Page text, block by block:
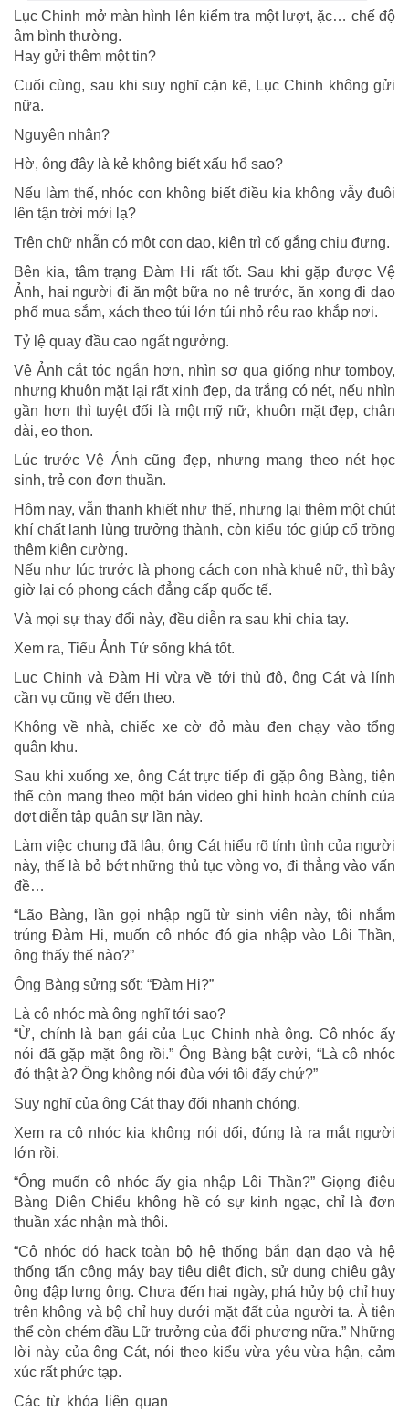
Lục Chinh mở màn hình lên kiểm tra một lượt, ặc… chế độ
âm bình thường.
Hay gửi thêm một tin?
Cuối cùng, sau khi suy nghĩ cặn kẽ, Lục Chinh không gửi
nữa.
Nguyên nhân?
Hờ, ông đây là kẻ không biết xấu hổ sao?
Nếu làm thế, nhóc con không biết điều kia không vẫy đuôi
lên tận trời mới lạ?
Trên chữ nhẫn có một con dao, kiên trì cố gắng chịu đựng.
Bên kia, tâm trạng Đàm Hi rất tốt. Sau khi gặp được Vệ
Ảnh, hai người đi ăn một bữa no nê trước, ăn xong đi dạo
phố mua sắm, xách theo túi lớn túi nhỏ rêu rao khắp nơi.
Tỷ lệ quay đầu cao ngất ngưởng.
Vệ Ảnh cắt tóc ngắn hơn, nhìn sơ qua giống như tomboy,
nhưng khuôn mặt lại rất xinh đẹp, da trắng có nét, nếu nhìn
gần hơn thì tuyệt đối là một mỹ nữ, khuôn mặt đẹp, chân
dài, eo thon.
Lúc trước Vệ Ánh cũng đẹp, nhưng mang theo nét học
sinh, trẻ con đơn thuần.
Hôm nay, vẫn thanh khiết như thế, nhưng lại thêm một chút
khí chất lạnh lùng trưởng thành, còn kiểu tóc giúp cổ trồng
thêm kiên cường.
Nếu như lúc trước là phong cách con nhà khuê nữ, thì bây
giờ lại có phong cách đẳng cấp quốc tế.
Và mọi sự thay đổi này, đều diễn ra sau khi chia tay.
Xem ra, Tiểu Ảnh Tử sống khá tốt.
Lục Chinh và Đàm Hi vừa về tới thủ đô, ông Cát và lính
cần vụ cũng về đến theo.
Không về nhà, chiếc xe cờ đỏ màu đen chạy vào tổng
quân khu.
Sau khi xuống xe, ông Cát trực tiếp đi gặp ông Bàng, tiện
thể còn mang theo một bản video ghi hình hoàn chỉnh của
đợt diễn tập quân sự lần này.
Làm việc chung đã lâu, ông Cát hiểu rõ tính tình của người
này, thế là bỏ bớt những thủ tục vòng vo, đi thẳng vào vấn
đề…
“Lão Bàng, lần gọi nhập ngũ từ sinh viên này, tôi nhắm
trúng Đàm Hi, muốn cô nhóc đó gia nhập vào Lôi Thần,
ông thấy thế nào?”
Ông Bàng sửng sốt: “Đàm Hi?”
Là cô nhóc mà ông nghĩ tới sao?
“Ừ, chính là bạn gái của Lục Chinh nhà ông. Cô nhóc ấy
nói đã gặp mặt ông rồi.” Ông Bàng bật cười, “Là cô nhóc
đó thật à? Ông không nói đùa với tôi đấy chứ?”
Suy nghĩ của ông Cát thay đổi nhanh chóng.
Xem ra cô nhóc kia không nói dối, đúng là ra mắt người
lớn rồi.
“Ông muốn cô nhóc ấy gia nhập Lôi Thần?” Giọng điệu
Bàng Diên Chiểu không hề có sự kinh ngạc, chỉ là đơn
thuần xác nhận mà thôi.
“Cô nhóc đó hack toàn bộ hệ thống bắn đạn đạo và hệ
thống tấn công máy bay tiêu diệt địch, sử dụng chiêu gậy
ông đập lưng ông. Chưa đến hai ngày, phá hủy bộ chỉ huy
trên không và bộ chỉ huy dưới mặt đất của người ta. À tiện
thể còn chém đầu Lữ trưởng của đối phương nữa.” Những
lời này của ông Cát, nói theo kiểu vừa yêu vừa hận, cảm
xúc rất phức tạp.
Các từ khóa liên quan